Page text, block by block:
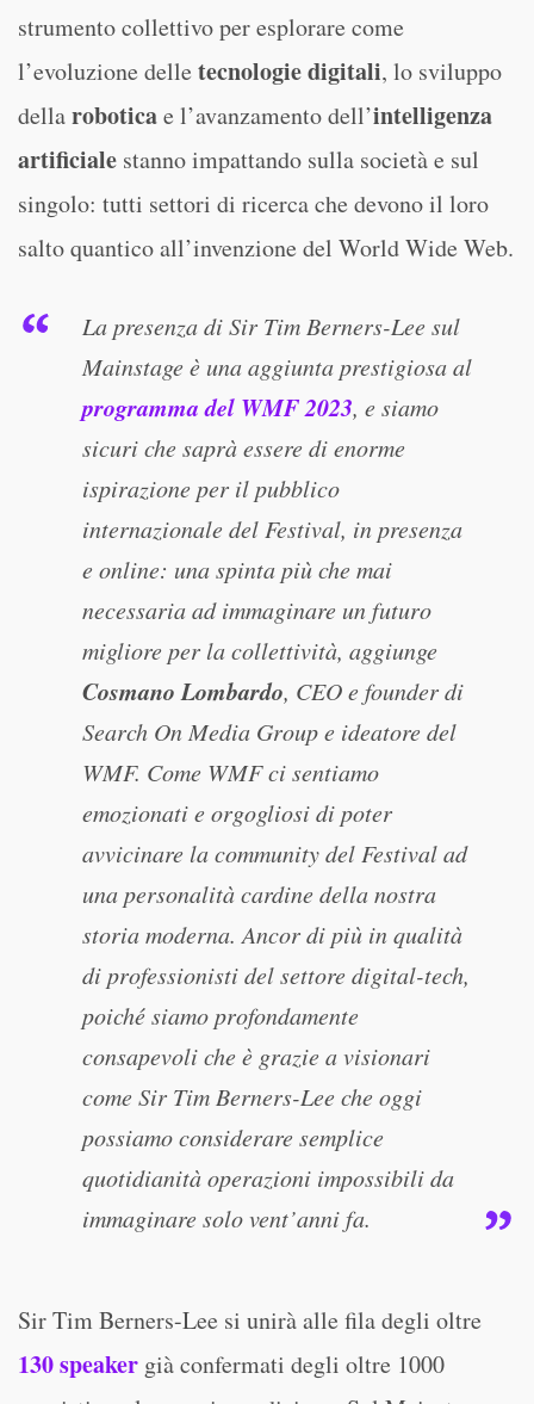
strumento collettivo per esplorare come
l’evoluzione delle tecnologie digitali, lo sviluppo
dellaroboticae l’avanzamento dell’intelligenza
artificiale stanno impattando sulla società e sul
singolo: tutti settori di ricerca che devono il loro
salto quantico all’invenzione del World Wide Web.
La presenza di Sir Tim Berners-Lee sul
Mainstage è una aggiunta prestigiosa al
programma del WMF 2023, e siamo
sicuri che saprà essere di enorme
ispirazione per il pubblico
internazionale del Festival, in presenza
e online: una spinta più che mai
necessaria ad immaginare un futuro
migliore per la collettività, aggiunge
Cosmano Lombardo, CEO e founder di
Search On Media Group e ideatore del
WMF. Come WMF ci sentiamo
emozionati e orgogliosi di poter
avvicinare la community del Festival ad
una personalità cardine della nostra
storia moderna. Ancor di più in qualità
di professionisti del settore digital-tech,
poiché siamo profondamente
consapevoli che è grazie a visionari
come Sir Tim Berners-Lee che oggi
possiamo considerare semplice
quotidianità operazioni impossibili da
immaginare solo vent’anni fa.
Sir Tim Berners-Lee si unirà alle fila degli oltre
130 speaker già confermati degli oltre 1000